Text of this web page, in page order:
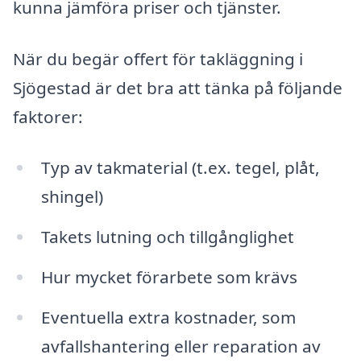
kunna jämföra priser och tjänster.
När du begär offert för takläggning i
Sjögestad är det bra att tänka på följande
faktorer:
Typ av takmaterial (t.ex. tegel, plåt,
shingel)
Takets lutning och tillgånglighet
Hur mycket förarbete som krävs
Eventuella extra kostnader, som
avfallshantering eller reparation av